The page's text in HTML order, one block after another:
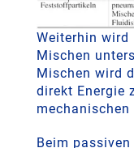
Weiterhin
Mischen
Mischen wird
direkt Energie
mechanischen
Beim